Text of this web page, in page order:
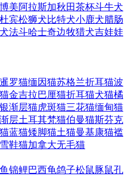
博美阿拉斯加秋田茶杯斗牛犬
杜宾松狮犬比特犬小鹿犬腊肠
法斗哈士奇边牧猎犬吉娃娃
暹罗猫缅因猫苏格兰折耳猫波
金吉拉巴厘猫折耳猫犬猫橘
银渐层猫虎斑猫三花猫缅甸猫
层土耳其梵猫伯曼猫斯芬克
蓝猫矮脚猫土猫曼基康猫褴
雪鞋猫加拿大无毛猫
锦鲤巴西龟鸽子松鼠豚鼠孔